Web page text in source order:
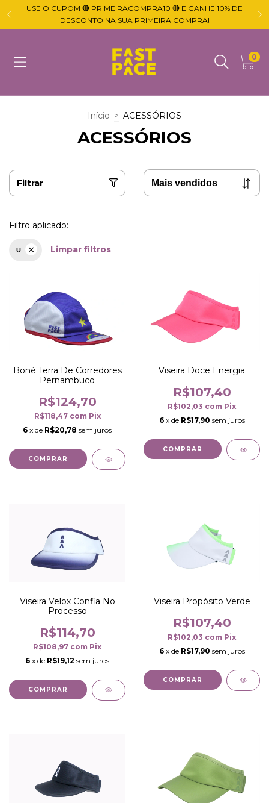
USE O CUPOM 🔴 PRIMEIRACOMPRA10 🔴 E GANHE 10% DE
DESCONTO NA SUA PRIMEIRA COMPRA!
0
Início > ACESSÓRIOS
ACESSÓRIOS
Filtrar
Filtro aplicado:
U Limpar filtros
Boné Terra De Corredores
Pernambuco
R$124,70
R$118,47 com Pix
6 x de R$20,78 sem juros
COMPRAR
Viseira Doce Energia
R$107,40
R$102,03 com Pix
6 x de R$17,90 sem juros
COMPRAR
Viseira Velox Confia No
Processo
R$114,70
R$108,97 com Pix
6 x de R$19,12 sem juros
COMPRAR
Viseira Propósito Verde
R$107,40
R$102,03 com Pix
6 x de R$17,90 sem juros
COMPRAR